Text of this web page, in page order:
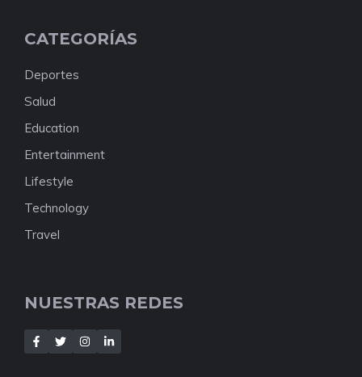
CATEGORÍAS
Deportes
Salud
Education
Entertainment
Lifestyle
Technology
Travel
NUESTRAS REDES